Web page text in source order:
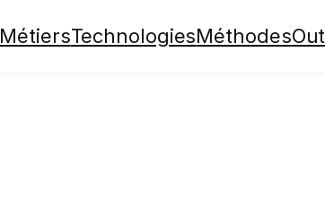
MétiersTechnologiesMéthodes